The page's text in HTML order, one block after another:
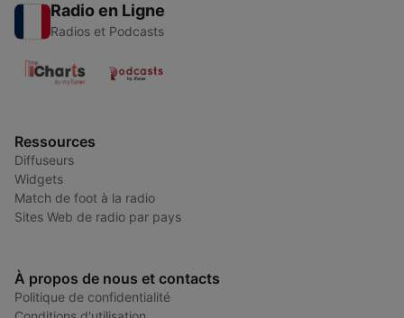
Radio en Ligne
Radios et Podcasts
Ressources
Diffuseurs
Widgets
Match de foot à la radio
Sites Web de radio par pays
À propos de nous et contacts
Politique de confidentialité